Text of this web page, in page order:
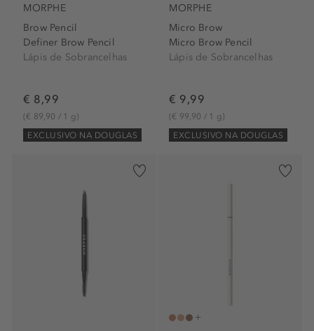
MORPHE
Brow Pencil
Definer Brow Pencil
Lápis de Sobrancelhas
€ 8,99
(€ 89,90 / 1 g)
EXCLUSIVO NA DOUGLAS
MORPHE
Micro Brow
Micro Brow Pencil
Lápis de Sobrancelhas
€ 9,99
(€ 99,90 / 1 g)
EXCLUSIVO NA DOUGLAS